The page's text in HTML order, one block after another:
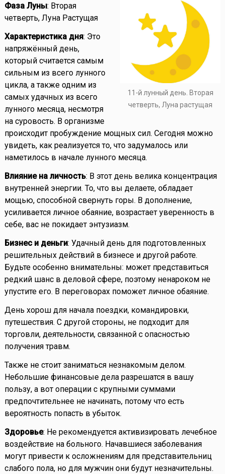
11-й лунный день. Вторая
четверть, Луна растущая
Фаза Луны: Вторая
четверть, Луна Растущая
Характеристика дня: Это
напряжённый день,
который считается самым
сильным из всего лунного
цикла, а также одним из
самых удачных из всего
лунного месяца, несмотря
на суровость. В организме
происходит пробуждение мощных сил. Сегодня можно
увидеть, как реализуется то, что задумалось или
наметилось в начале лунного месяца.
Влияние на личность: В этот день велика концентрация
внутренней энергии. То, что вы делаете, обладает
мощью, способной свернуть горы. В дополнение,
усиливается личное обаяние, возрастает уверенность в
себе, вас не покидает энтузиазм.
Бизнес и деньги: Удачный день для подготовленных
решительных действий в бизнесе и другой работе.
Будьте особенно внимательны: может представиться
редкий шанс в деловой сфере, поэтому ненароком не
упустите его. В переговорах поможет личное обаяние.
День хорош для начала поездки, командировки,
путешествия. С другой стороны, не подходит для
торговли, деятельности, связанной с опасностью
получения травм.
Также не стоит заниматься незнакомым делом.
Небольшие финансовые дела разрешатся в вашу
пользу, а вот операции с крупными суммами
предпочтительнее не начинать, потому что есть
вероятность попасть в убыток.
Здоровье: Не рекомендуется активизировать лечебное
воздействие на больного. Начавшиеся заболевания
могут привести к осложнениям для представительниц
слабого пола, но для мужчин они будут незначительны.